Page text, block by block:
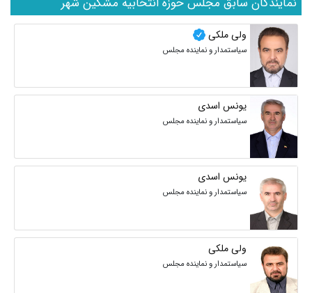
ولی ملکی
سیاستمدار و نماینده مجلس
یونس اسدی
سیاستمدار و نماینده مجلس
یونس اسدی
سیاستمدار و نماینده مجلس
ولی ملکی
سیاستمدار و نماینده مجلس